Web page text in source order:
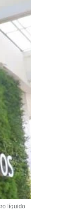
líquido